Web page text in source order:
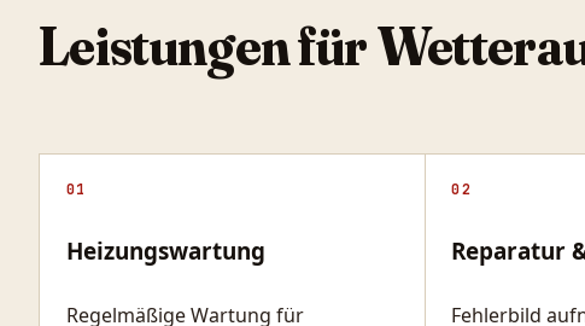
Leistungen für
01
Heizungswartung
Regelmäßige Wartung für
02
Reparatur
Fehlerbild